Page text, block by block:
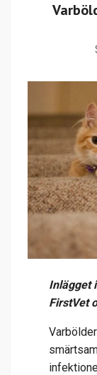
Inlägget
FirstVet